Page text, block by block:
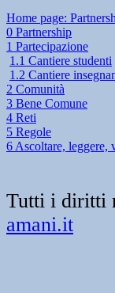
Home page:
0 Partnership
1 Partecipazione
1.1 Cantiere studenti
1.2 Cantiere
2 Comunità
3 Bene Comune
4 Reti
5 Regole
6 Ascoltare, leggere,
Tutti i diritti
amani.it